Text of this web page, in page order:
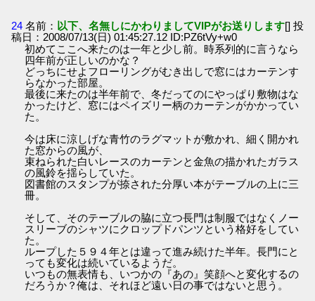
24 名前： 以下、名無しにかわりましてVIPがお送りします[] 投
稿日：2008/07/13(日) 01:45:27.12 ID:PZ6tVy+w0
初めてここへ来たのは一年と少し前。時系列的に言うなら
四年前が正しいのかな？
どっちにせよフローリングがむき出しで窓にはカーテンす
らなかった部屋。
最後に来たのは半年前で、冬だってのにやっぱり敷物はな
かったけど、窓にはペイズリー柄のカーテンがかかってい
た。
今は床に涼しげな青竹のラグマットが敷かれ、細く開かれ
た窓からの風が、
束ねられた白いレースのカーテンと金魚の描かれたガラス
の風鈴を揺らしていた。
図書館のスタンプが捺された分厚い本がテーブルの上に三
冊。
そして、そのテーブルの脇に立つ長門は制服ではなくノー
スリーブのシャツにクロップドパンツという格好をしてい
た。
ループした５９４年とは違って進み続けた半年。長門にと
っても変化は続いているようだ。
いつもの無表情も、いつかの『あの』笑顔へと変化するの
だろうか？俺は、それほど遠い日の事ではないと思う。